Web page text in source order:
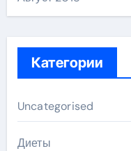
Категории
Uncategorised
Диеты